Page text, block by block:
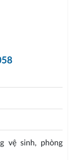
vệ sinh, phòng